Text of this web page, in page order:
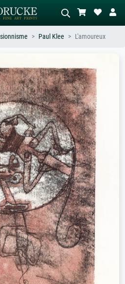
–
Décrivez la scène – ex. prairie verte,
abstrait avec beaucoup de rouge,
tableau sombre, nu debout près d'un
arbre.
Paul Klee L'amoureux